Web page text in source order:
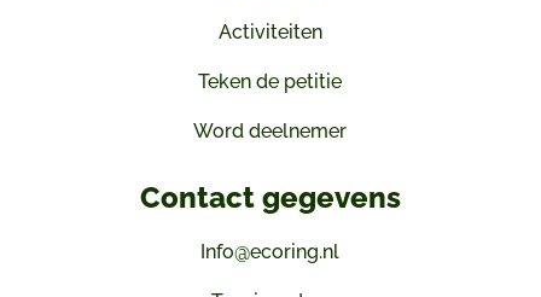
Activiteiten
Teken de petitie
Word deelnemer
Contact gegevens
Info@ecoring.nl